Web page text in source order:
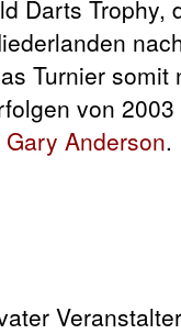
Darts
Turnier
von
Gary Anderson.